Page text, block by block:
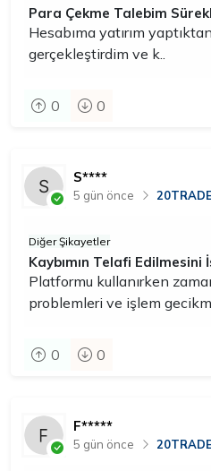
Para Çekme Talebim
Hesabıma yatırım
gerçekleştirdim ve k..
0 0
S****
5 gün önce
Diğer Şikayetler
Kaybımın Telafi Edilmesini
Platformu kullanırken
problemleri ve işlem
0 0
F*****
5 gün önce